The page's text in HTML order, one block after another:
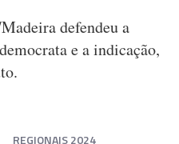
defendeu a
e a indicação,
REGIONAIS 2024